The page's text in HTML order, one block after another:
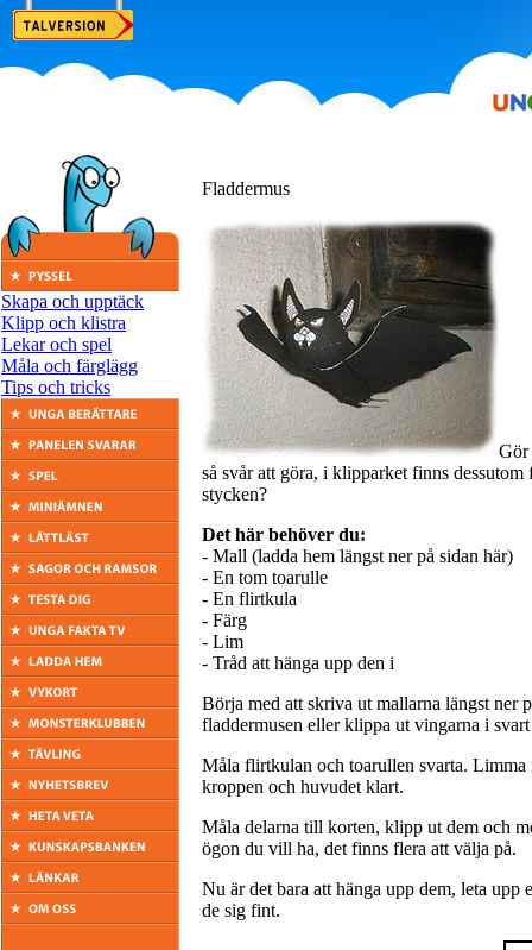
Skapa och upptäck
Klipp och klistra
Lekar och spel
Måla och färglägg
Tips och tricks
Fladdermus
Gör
så svår att göra, i klipparket finns
stycken?
Det här behöver du:
- Mall (ladda hem längst ner på sidan här)
- En tom toarulle
- En flirtkula
- Färg
- Lim
- Tråd att hänga upp den i
Börja med att skriva ut mallarna längst ner
fladdermusen eller klippa ut vingarna i
Måla flirtkulan och toarullen svarta.
kroppen och huvudet klart.
Måla delarna till korten, klipp ut dem och
ögon du vill ha, det finns flera att välja på.
Nu är det bara att hänga upp dem, leta
de sig fint.